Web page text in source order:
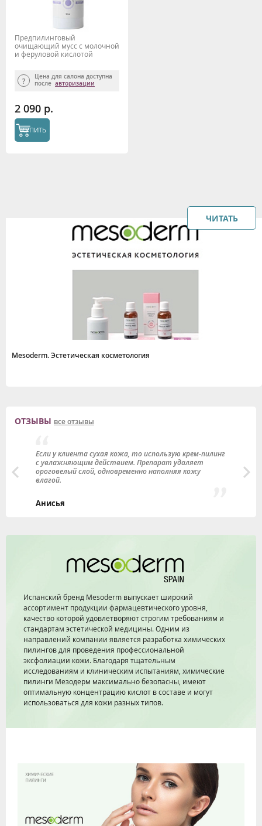
Предпилинговый
очищающий мусс с молочной
и феруловой кислотой
Цена для салона доступна
после авторизации
2 090 р.
КУПИТЬ
ЧИТАТЬ
Mesoderm. Эстетическая косметология
ОТЗЫВЫ все отзывы
Если у клиента сухая кожа, то использую крем-пилинг
с увлажняющим действием. Препарат удаляет
ороговелый слой, одновременно наполняя кожу
влагой.
Анисья
Испанский бренд Mesoderm выпускает широкий
ассортимент продукции фармацевтического уровня,
качество которой удовлетворяют строгим требованиям и
стандартам эстетической медицины. Одним из
направлений компании является разработка химических
пилингов для проведения профессиональной
эксфолиации кожи. Благодаря тщательным
исследованиям и клиническим испытаниям, химические
пилинги Мезодерм максимально безопасны, имеют
оптимальную концентрацию кислот в составе и могут
использоваться для кожи разных типов.